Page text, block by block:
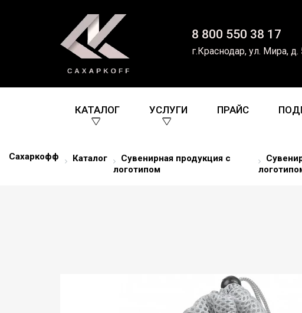
8 800 550 38 17
г.Краснодар, ул. Мира, д.
КАТАЛОГ УСЛУГИ ПРАЙС
Сахаркофф Каталог
Сувенирная продукция с
логотипом